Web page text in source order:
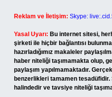
Reklam ve İletişim: Skype:
Yasal Uyarı: Bu internet sitesi,
şirketi ile hiçbir bağlantısı
hazırladığımız makaleler
haber niteliği taşımamakta olup,
paylaşım yapılmamaktadır.
benzerlikleri tamamen
halindedir ve tavsiye niteliği